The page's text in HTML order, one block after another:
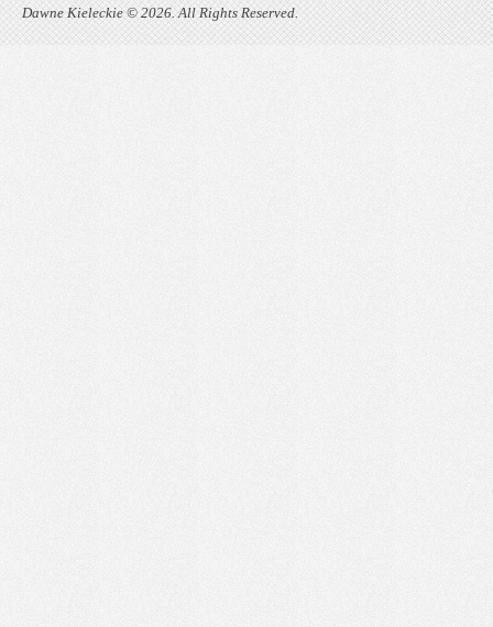
Dawne Kieleckie © 2026. All Rights Reserved.